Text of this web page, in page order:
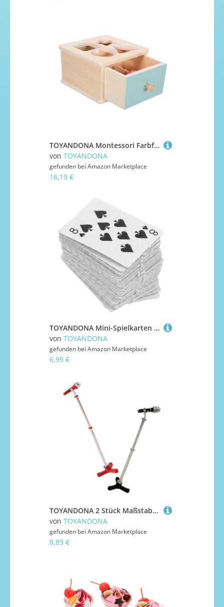
TOYANDONA Montessori Farbform Sortierbox aus Holz Ergonomisch für Kleinkinder Sicheres Material Interaktives Lernspielzeug zur Farberkennung und Feinmotorikförderung Geschenk für
von TOYANDONA
gefunden bei Amazon Marketplace
16,19 €
TOYANDONA Mini-Spielkarten Maßstab Miniaturkarten Für Puppenhaus Kartenspielzubehör Papierspielkarten Detailliertes Design Miniaturszenen-dekorationsmaterial
von TOYANDONA
gefunden bei Amazon Marketplace
6,99 €
TOYANDONA 2 Stück Maßstab Realistische Musikrequisiten mit und Schwarzem Mikrofon Detailgetreue Puppenhaus Deko Miniatur Musiknoten Statue für Sammler
von TOYANDONA
gefunden bei Amazon Marketplace
8,89 €